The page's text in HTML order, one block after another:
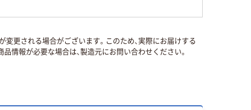
変更される場合がございます。このため、実際にお届けする
情報が必要な場合は、製造元にお問い合わせください。